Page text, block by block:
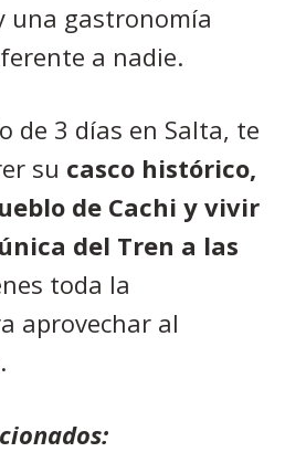
una gastronomía
a nadie.
de 3 días en Salta, te
su casco histórico,
de Cachi y vivir
del Tren a las
toda la
aprovechar al